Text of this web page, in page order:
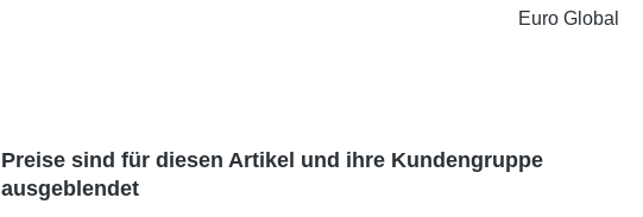
Euro Global
Preise sind für diesen Artikel und ihre Kundengruppe
ausgeblendet